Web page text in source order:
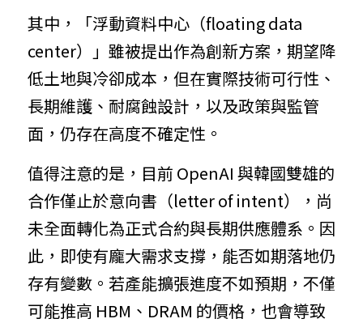
其中，「浮動資料中心（floating data
center）」雖被提出作為創新方案，期望降
低土地與冷卻成本，但在實際技術可行性、
長期維護、耐腐蝕設計，以及政策與監管
面，仍存在高度不確定性。
值得注意的是，目前 OpenAI 與韓國雙雄的
合作僅止於意向書（letter of intent），尚
未全面轉化為正式合約與長期供應體系。因
此，即使有龐大需求支撐，能否如期落地仍
存有變數。若產能擴張進度不如預期，不僅
可能推高 HBM、DRAM 的價格，也會導致